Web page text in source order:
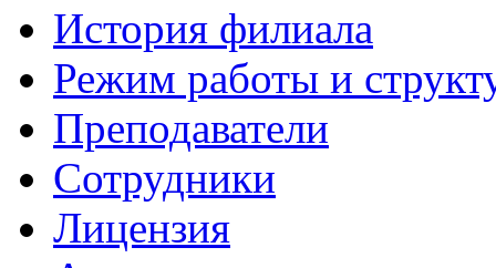
История филиала
Режим работы и
Преподаватели
Сотрудники
Лицензия